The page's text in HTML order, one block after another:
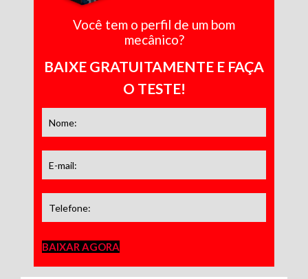
Você tem o perfil de um bom
mecânico?
BAIXE GRATUITAMENTE E FAÇA
O TESTE!
BAIXAR AGORA